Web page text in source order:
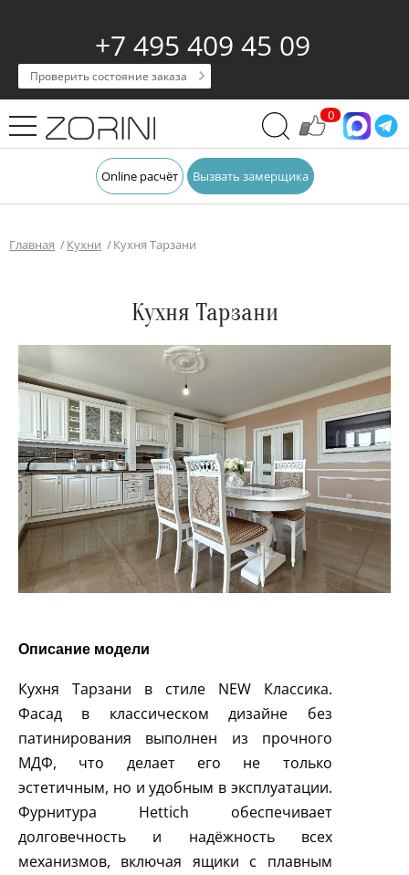
+7 495 409 45 09
Проверить состояние заказа
0
Online расчёт Вызвать замерщика
Главная Кухни Кухня Тарзани
Кухня Тарзани
Описание модели
Кухня Тарзани в стиле NEW Классика.
Фасад в классическом дизайне без
патинирования выполнен из прочного
МДФ, что делает его не только
эстетичным, но и удобным в эксплуатации.
Фурнитура Hettich обеспечивает
долговечность и надёжность всех
механизмов, включая ящики с плавным